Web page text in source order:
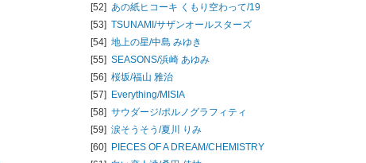
[52] あの紙ヒコーキ くもり空わって/19
[53] TSUNAMI/サザンオールスターズ
[54] 地上の星/中島 みゆき
[55] SEASONS/浜崎 あゆみ
[56] 桜坂/福山 雅治
[57] Everything/MISIA
[58] サウダージ/ポルノグラフィティ
[59] 涙そうそう/夏川 りみ
[60] PIECES OF A DREAM/CHEMISTRY